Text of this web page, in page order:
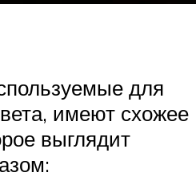
для
имеют схожее
выглядит